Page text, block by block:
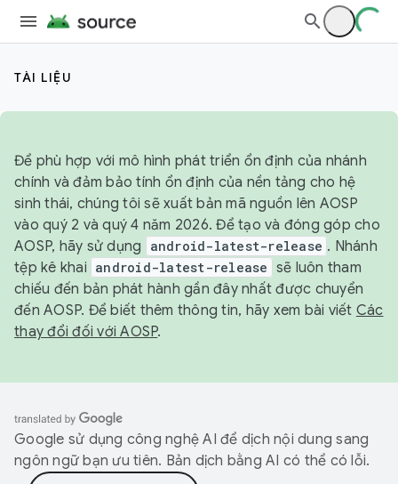
TÀI LIỆU
Để phù hợp với mô hình phát triển ổn định của nhánh
chính và đảm bảo tính ổn định của nền tảng cho hệ
sinh thái, chúng tôi sẽ xuất bản mã nguồn lên AOSP
vào quý 2 và quý 4 năm 2026. Để tạo và đóng góp cho
AOSP, hãy sử dụng
android-latest-release . Nhánh
tệp kê khai android-latest-release sẽ luôn tham
chiếu đến bản phát hành gần đây nhất được chuyển
đến AOSP. Để biết thêm thông tin, hãy xem bài viết Các
thay đổi đối với AOSP.
Google sử dụng công nghệ AI để dịch nội dung sang
ngôn ngữ bạn ưu tiên. Bản dịch bằng AI có thể có lỗi.